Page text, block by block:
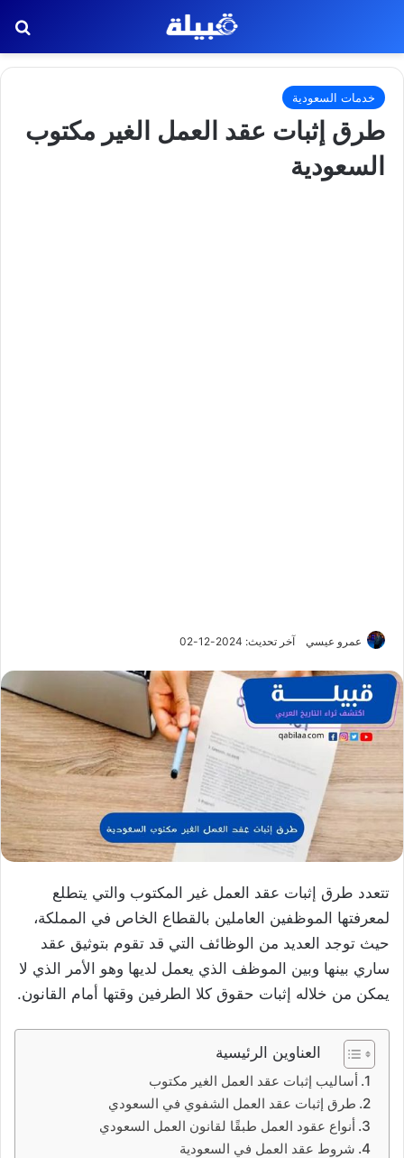
خدمات السعودية
طرق إثبات عقد العمل الغير مكتوب
السعودية
عمرو عيسي آخر تحديث: 2024-12-02
تتعدد طرق إثبات عقد العمل غير المكتوب والتي يتطلع
لمعرفتها الموظفين العاملين بالقطاع الخاص في المملكة،
حيث توجد العديد من الوظائف التي قد تقوم بتوثيق عقد
ساري بينها وبين الموظف الذي يعمل لديها وهو الأمر الذي لا
يمكن من خلاله إثبات حقوق كلا الطرفين وقتها أمام القانون.
العناوين الرئيسية
أساليب إثبات عقد العمل الغير مكتوب
طرق إثبات عقد العمل الشفوي في السعودي
أنواع عقود العمل طبقًا لقانون العمل السعودي
شروط عقد العمل في السعودية